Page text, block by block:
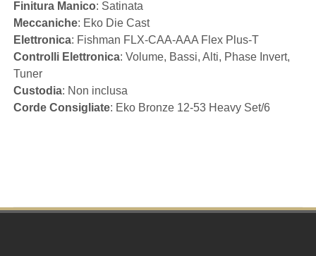
Finitura Manico: Satinata
Meccaniche: Eko Die Cast
Elettronica: Fishman FLX-CAA-AAA Flex Plus-T
Controlli Elettronica: Volume, Bassi, Alti, Phase Invert,
Tuner
Custodia: Non inclusa
Corde Consigliate: Eko Bronze 12-53 Heavy Set/6
DUO Series
10 video • 40:12
3 Eko Guitars DUO 018 CW EQ - Presentazione + Audio Test 399